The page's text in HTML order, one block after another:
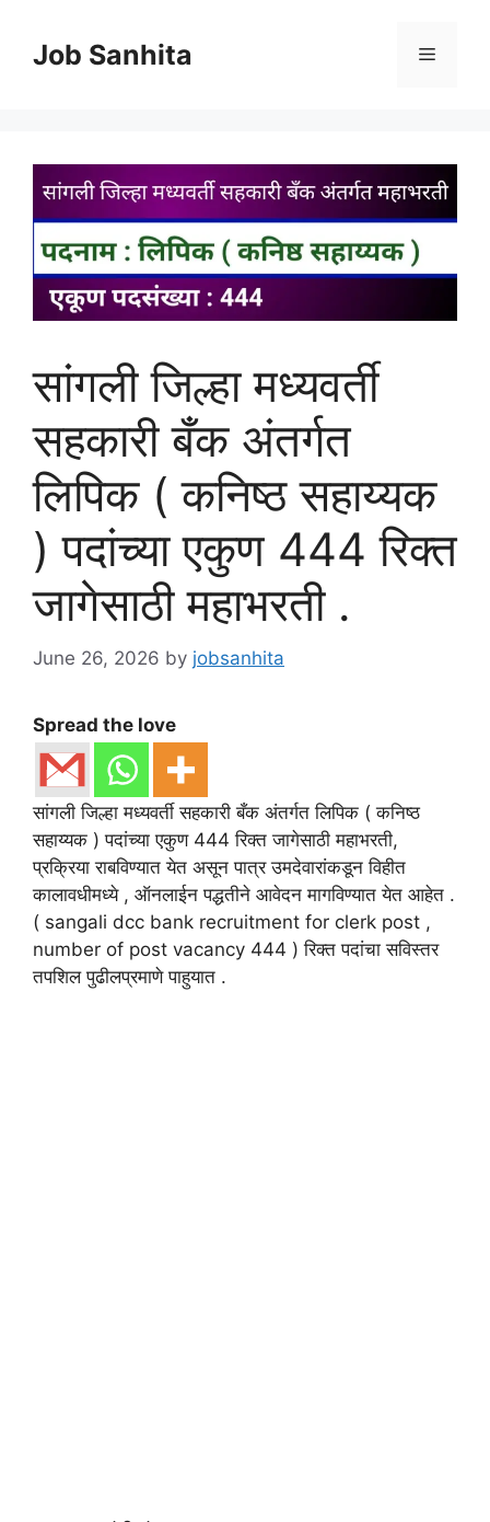
contentJob Sanhita Menu
सांगली जिल्हा मध्यवर्ती
सहकारी बँक अंतर्गत
लिपिक ( कनिष्ठ सहाय्यक
) पदांच्या एकुण 444 रिक्त
जागेसाठी महाभरती .
June 26, 2026 by jobsanhita
Spread the love
सांगली जिल्हा मध्यवर्ती सहकारी बँक अंतर्गत लिपिक ( कनिष्ठ
सहाय्यक ) पदांच्या एकुण 444 रिक्त जागेसाठी महाभरती,
प्रक्रिया राबविण्यात येत असून पात्र उमदेवारांकडून विहीत
कालावधीमध्ये , ऑनलाईन पद्धतीने आवेदन मागविण्यात येत आहेत .
( sangali dcc bank recruitment for clerk post ,
number of post vacancy 444 ) रिक्त पदांचा सविस्तर
तपशिल पुढीलप्रमाणे पाहुयात .